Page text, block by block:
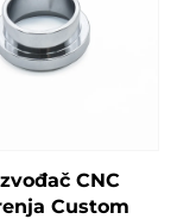
CNC
Custom